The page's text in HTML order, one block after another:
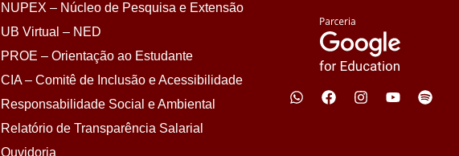
NUPEX – Núcleo de Pesquisa e Extensão
UB Virtual – NED
PROE – Orientação ao Estudante
CIA – Comitê de Inclusão e Acessibilidade
Responsabilidade Social e Ambiental
Relatório de Transparência Salarial
Ouvidoria